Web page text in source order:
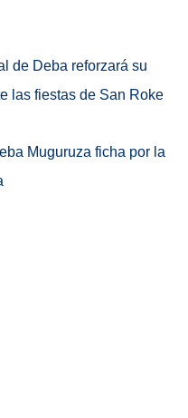
de Deba reforzará su
las fiestas de San Roke
Muguruza ficha por la